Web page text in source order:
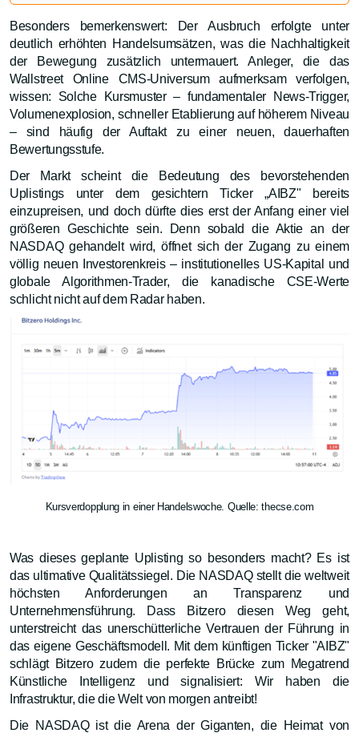
Besonders bemerkenswert: Der Ausbruch erfolgte unter
deutlich erhöhten Handelsumsätzen, was die Nachhaltigkeit
der Bewegung zusätzlich untermauert. Anleger, die das
Wallstreet Online CMS-Universum aufmerksam verfolgen,
wissen: Solche Kursmuster – fundamentaler News-Trigger,
Volumenexplosion, schneller Etablierung auf höherem Niveau
– sind häufig der Auftakt zu einer neuen, dauerhaften
Bewertungsstufe.
Der Markt scheint die Bedeutung des bevorstehenden
Uplistings unter dem gesichtern Ticker „AIBZ" bereits
einzupreisen, und doch dürfte dies erst der Anfang einer viel
größeren Geschichte sein. Denn sobald die Aktie an der
NASDAQ gehandelt wird, öffnet sich der Zugang zu einem
völlig neuen Investorenkreis – institutionelles US-Kapital und
globale Algorithmen-Trader, die kanadische CSE-Werte
schlicht nicht auf dem Radar haben.
Kursverdopplung in einer Handelswoche. Quelle: thecse.com
Was dieses geplante Uplisting so besonders macht? Es ist
das ultimative Qualitätssiegel. Die NASDAQ stellt die weltweit
höchsten Anforderungen an Transparenz und
Unternehmensführung. Dass Bitzero diesen Weg geht,
unterstreicht das unerschütterliche Vertrauen der Führung in
das eigene Geschäftsmodell. Mit dem künftigen Ticker "AIBZ"
schlägt Bitzero zudem die perfekte Brücke zum Megatrend
Künstliche Intelligenz und signalisiert: Wir haben die
Infrastruktur, die die Welt von morgen antreibt!
Die NASDAQ ist die Arena der Giganten, die Heimat von